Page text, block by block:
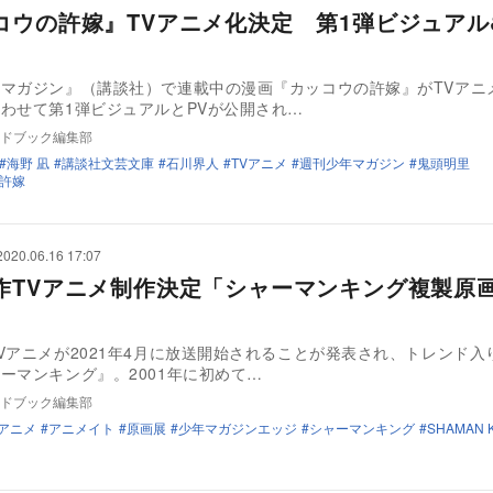
ウの許嫁』TVアニメ化決定 第1弾ビジュア
ガジン』（講談社）で連載中の漫画『カッコウの許嫁』がTVアニ
せて第1弾ビジュアルとPVが公開され…
ブック編集部
海野 凪
講談社文芸文庫 石川界人 TVアニメ 週刊少年マガジン
鬼頭明里
嫁
17:07
TVアニメ制作決定「シャーマンキング複製原
アニメが2021年4月に放送開始されることが発表され、トレンド入
マンキング』。2001年に初めて…
ブック編集部
ニメ
アニメイト 原画展 少年マガジンエッジ シャーマンキング SHAMAN